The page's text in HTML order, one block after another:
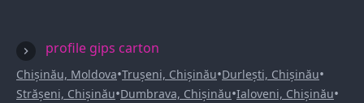
profile gips carton
Chișinău, Moldova•Trușeni, Chișinău•Durlești, Chișinău•
Strășeni, Chișinău•Dumbrava, Chișinău•Ialoveni, Chișinău•